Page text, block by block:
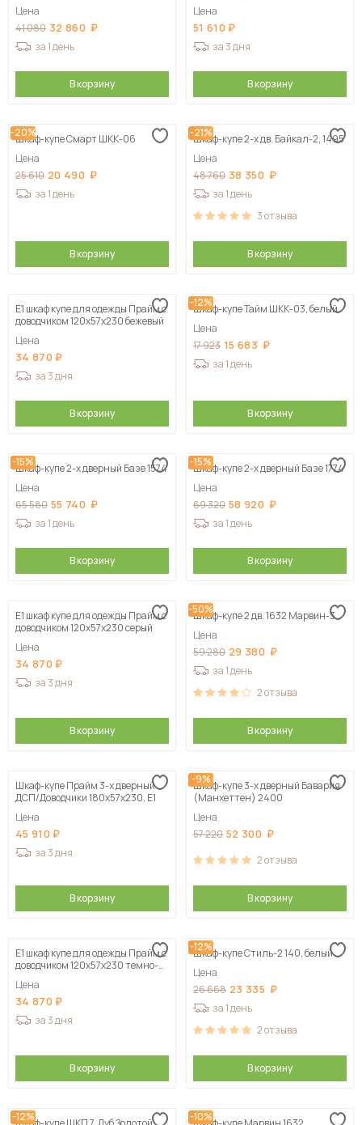
Цена
41 080 32 860
за 1 день
В корзину
Цена
51 610
за 3 дня
В корзину
-20%
Шкаф-купе Смарт ШКК-06
Цена
25 610 20 490
за 1 день
В корзину
-21%
Шкаф-купе 2-х дв. Байкал-2, 1495
Цена
48 760 38 350
за 1 день
3отзыва
В корзину
Е1 шкаф купе для одежды Прайм с
доводчиком 120x57x230 бежевый
Цена
34 870
за 3 дня
В корзину
-12%
Шкаф-купе Тайм ШКК-03, белый
Цена
17 923 15 683
за 1 день
В корзину
-15%
Шкаф-купе 2-х дверный Базе 1574
Цена
65 580 55 740
за 1 день
В корзину
-15%
Шкаф-купе 2-х дверный Базе 1774
Цена
69 320 58 920
за 1 день
В корзину
Е1 шкаф купе для одежды Прайм с
доводчиком 120x57x230 серый
Цена
34 870
за 3 дня
В корзину
-50%
Шкаф-купе 2 дв. 1632 Марвин-3
Цена
59 280 29 380
за 1 день
2отзыва
В корзину
Шкаф-купе Прайм 3-х дверный
ДСП/Доводчики 180х57х230, Е1
Цена
45 910
за 3 дня
В корзину
-9%
Шкаф-купе 3-х дверный Бавария
(Манхеттен) 2400
Цена
57 220 52 300
2отзыва
В корзину
Е1 шкаф купе для одежды Прайм с
доводчиком 120x57x230 темно-
Цена
34 870
за 3 дня
В корзину
-12%
Шкаф-купе Стиль-2 140, белый
Цена
26 668 23 335
за 1 день
2отзыва
В корзину
-12% -10%